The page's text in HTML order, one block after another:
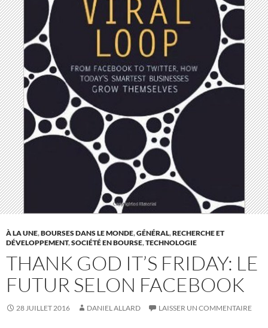
À LA UNE,BOURSES DANS LE MONDE,GÉNÉRAL,RECHERCHE ET
DÉVELOPPEMENT,SOCIÉTÉ EN BOURSE,TECHNOLOGIE
THANK GOD IT’S FRIDAY: LE
FUTUR SELON FACEBOOK
28 JUILLET 2016 DANIEL ALLARD LAISSER UN COMMENTAIRE